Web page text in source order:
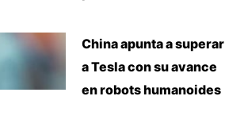
China apunta a superar
a Tesla con su avance
en robots humanoides